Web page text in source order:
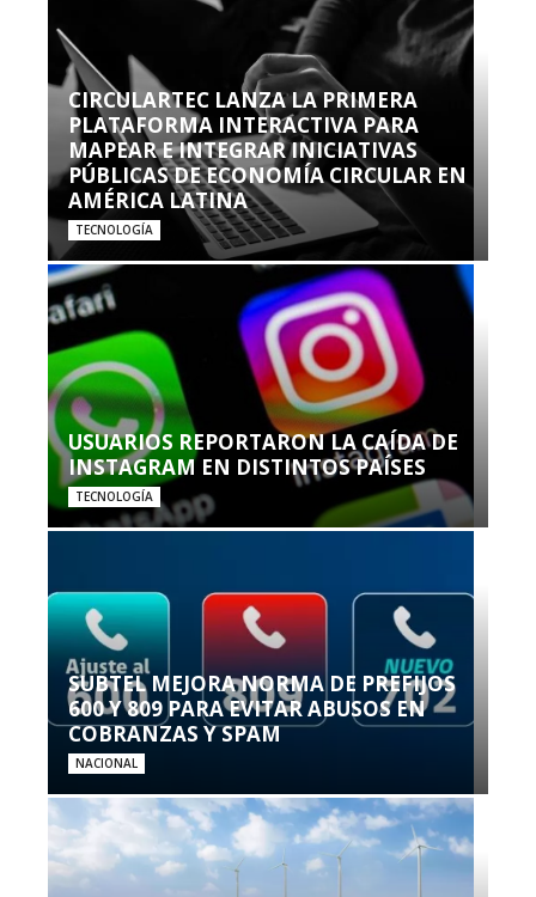
CIRCULARTEC LANZA LA PRIMERA
PLATAFORMA INTERACTIVA PARA
MAPEAR E INTEGRAR INICIATIVAS
PÚBLICAS DE ECONOMÍA CIRCULAR EN
AMÉRICA LATINA
TECNOLOGÍA
USUARIOS REPORTARON LA CAÍDA DE
INSTAGRAM EN DISTINTOS PAÍSES
TECNOLOGÍA
SUBTEL MEJORA NORMA DE PREFIJOS
600 Y 809 PARA EVITAR ABUSOS EN
COBRANZAS Y SPAM
NACIONAL